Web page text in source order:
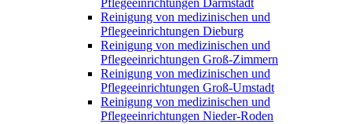
Pflegeeinrichtungen Darmstadt
Reinigung von medizinischen und
Pflegeeinrichtungen Dieburg
Reinigung von medizinischen und
Pflegeeinrichtungen Groß-Zimmern
Reinigung von medizinischen und
Pflegeeinrichtungen Groß-Umstadt
Reinigung von medizinischen und
Pflegeeinrichtungen Nieder-Roden